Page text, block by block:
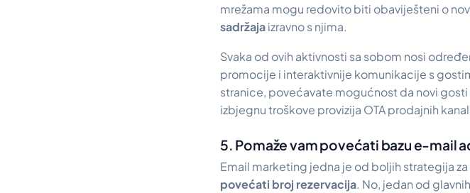
mrežama mogu redovito biti obaviješteni o
sadržajaizravno s njima.
Svaka od ovih aktivnosti sa sobom nosi
promocije i interaktivnije komunikacije s
stranice, povećavate mogućnost da novi
izbjegnu troškove provizija OTA prodajnih
5. Pomaže vam povećati bazu e-mail
Email marketing jedna je od boljih strategija
povećati broj rezervacija. No, jedan od